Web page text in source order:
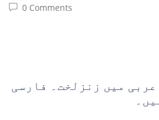
0 Comments
میں زنزلخت۔ فارسی